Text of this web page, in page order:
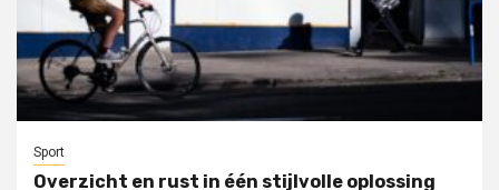
Sport
Overzicht en rust in één stijlvolle oplossing